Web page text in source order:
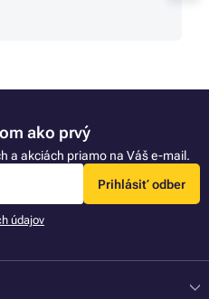
ako prvý
a akciách priamo na Váš e-mail.
Prihlásiť odber
údajov